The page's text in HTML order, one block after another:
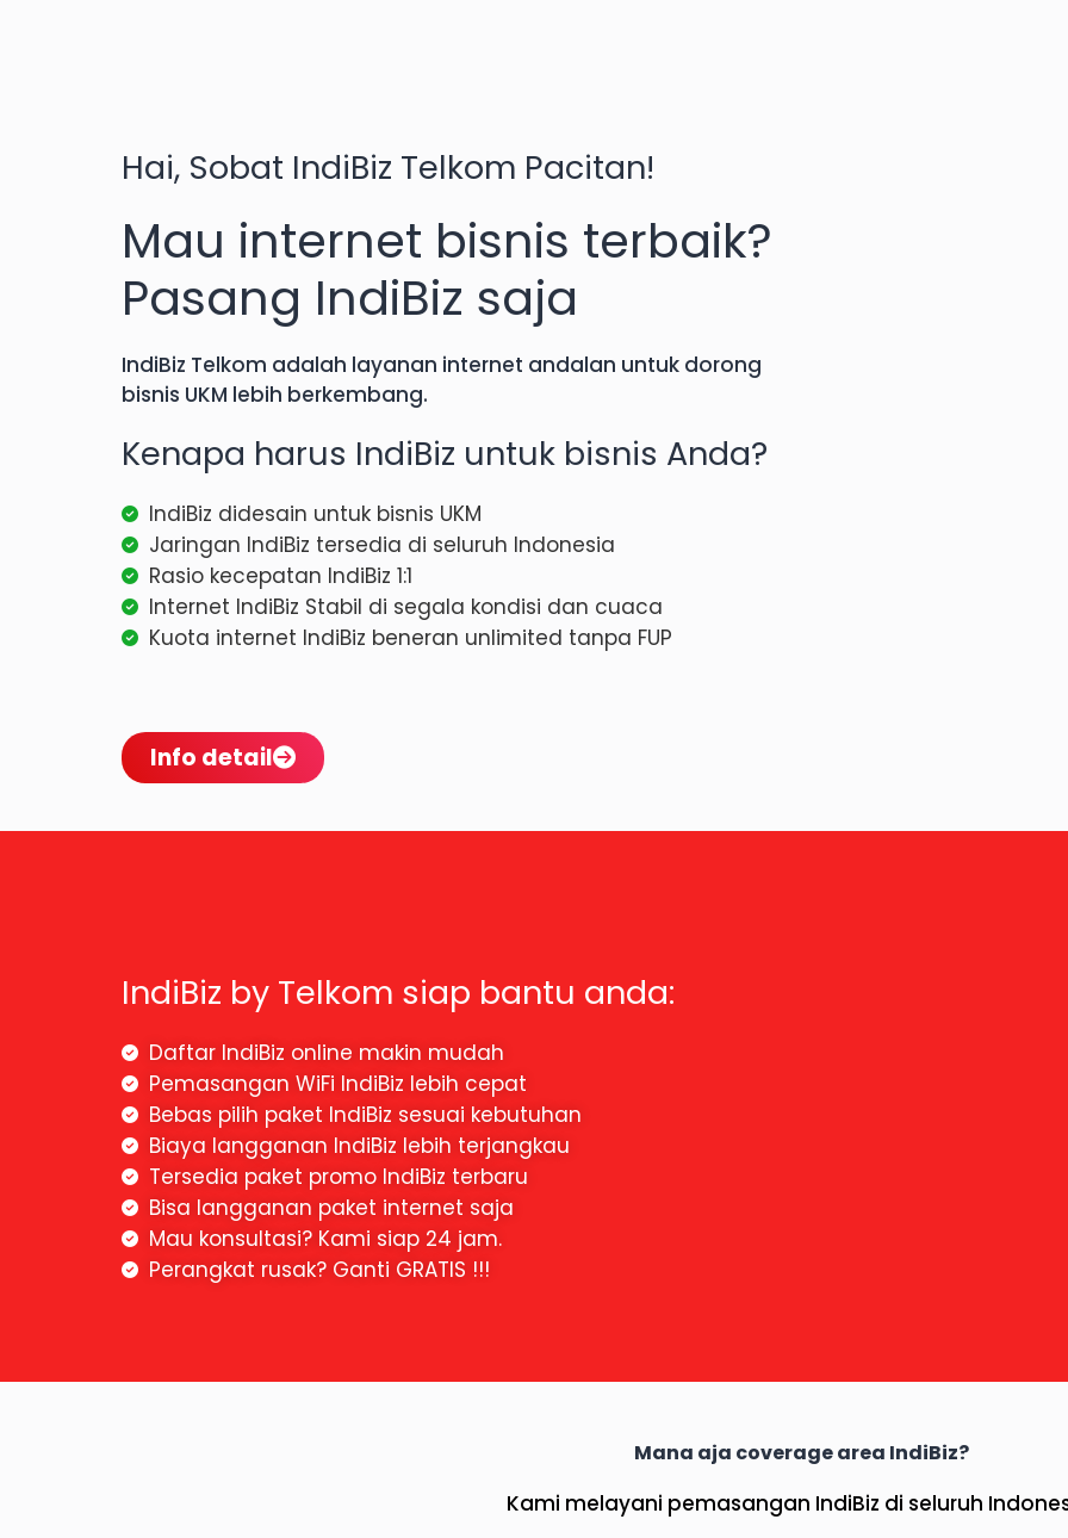
Hai, Sobat IndiBiz Telkom Pacitan!
Mau internet bisnis terbaik?
Pasang IndiBiz saja
IndiBiz Telkom adalah layanan internet andalan untuk dorong
bisnis UKM lebih berkembang.
Kenapa harus IndiBiz untuk bisnis Anda?
IndiBiz didesain untuk bisnis UKM
Jaringan IndiBiz tersedia di seluruh Indonesia
Rasio kecepatan IndiBiz 1:1
Internet IndiBiz Stabil di segala kondisi dan cuaca
Kuota internet IndiBiz beneran unlimited tanpa FUP
Info detail
IndiBiz by Telkom siap bantu anda:
Daftar IndiBiz online makin mudah
Pemasangan WiFi IndiBiz lebih cepat
Bebas pilih paket IndiBiz sesuai kebutuhan
Biaya langganan IndiBiz lebih terjangkau
Tersedia paket promo IndiBiz terbaru
Bisa langganan paket internet saja
Mau konsultasi? Kami siap 24 jam.
Perangkat rusak? Ganti GRATIS !!!
Mana aja coverage area IndiBiz?
Kami melayani pemasangan IndiBiz di seluruh